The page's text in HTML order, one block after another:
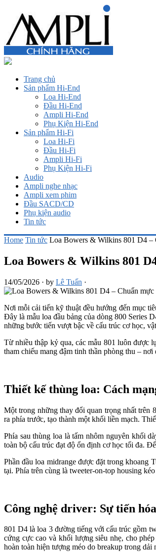
Trang chủ
Sản phẩm Hi-End
Loa Hi-End
Đầu Hi-End
Ampli Hi-End
Phụ Kiện Hi-End
Sản phẩm Hi-Fi
Loa Hi-Fi
Đầu Hi-Fi
Ampli Hi-Fi
Phụ Kiện Hi-Fi
Audio
Ampli nghe nhạc
Ampli xem phim
Đầu SACD/CD
Phụ kiện audio
Tin tức
Home Tin tức Loa Bowers & Wilkins 801 D4 –
Loa Bowers & Wilkins 801
14/05/2026 · by Lê Tuấn ·
Nơi mỗi cải tiến kỹ thuật đều hướng đến mục
Đây là mẫu loa đầu bảng của dòng 800 Series
những bước tiến vượt bậc về cấu trúc cơ học,
Từ nhiều thập kỷ qua, các mẫu 801 luôn được
tham chiếu mang đậm tinh thần phòng thu –
Thiết kế thùng loa: Cách
Một trong những thay đổi quan trọng nhất trên
ra phía trước, tạo thành một khối liền mạch.
Phía sau thùng loa là tấm nhôm nguyên khối
toàn bộ cấu trúc đạt độ ổn định cơ học tối đa.
Phần đầu loa midrange được đặt trong khoang
tại. Phía trên cùng là tweeter-on-top housing
Công nghệ driver: Sự tiến
801 D4 là loa 3 đường tiếng với cấu trúc gồm
cứng cực cao và khối lượng siêu nhẹ, cho
hoàn toàn hiện tượng méo do breakup trong dải